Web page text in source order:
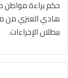
حكم براءة مواطن
هادي العنزي من
ببطلان الإجراءات.